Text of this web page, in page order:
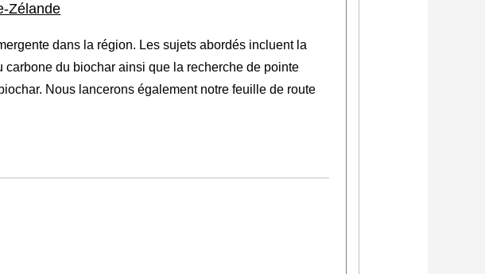
Zélande
dans la région. Les sujets abordés incluent la
du biochar ainsi que la recherche de pointe
Nous lancerons également notre feuille de route